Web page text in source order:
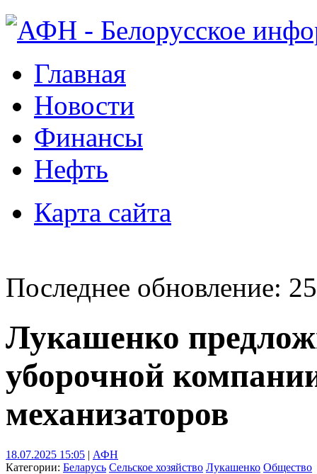
Главная
Новости
Финансы
Нефть
Карта сайта
Последнее обновление:
Лукашенко
уборочной
механизаторов
18.07.2025 15:05 | АФН
Категории: Беларусь Сельское хозяйство Лукашенко Общество